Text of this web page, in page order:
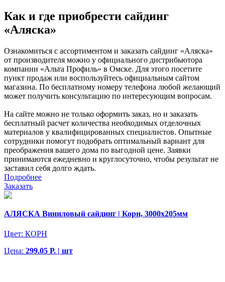
Как и где приобрести сайдинг
«Аляска»
Ознакомиться с ассортиментом и заказать сайдинг «Аляска»
от производителя можно у официального дистрибьютора
компании «Альта Профиль» в Омске. Для этого посетите
пункт продаж или воспользуйтесь официальным сайтом
магазина. По бесплатному номеру телефона любой желающий
может получить консультацию по интересующим вопросам.
На сайте можно не только оформить заказ, но и заказать
бесплатный расчет количества необходимых отделочных
материалов у квалифицированных специалистов. Опытные
сотрудники помогут подобрать оптимальный вариант для
преображения вашего дома по выгодной цене. Заявки
принимаются ежедневно и круглосуточно, чтобы результат не
заставил себя долго ждать.
Подробнее
Заказать
АЛЯСКА Виниловый сайдинг | Корн, 3000х205мм
Цвет: КОРН
Цена: 299.05 Р. | шт